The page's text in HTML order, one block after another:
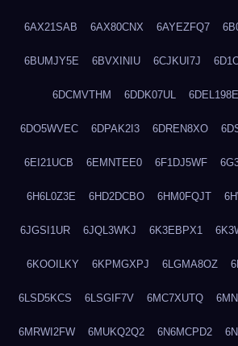
6AX21SAB 6AX80CNX 6AYEZFQ7
6BUMJY5E 6BVXINIU 6CJKUI7J
6DCMVTHM 6DDK07UL 6DEL198E
6DO5WVEC 6DPAK2I3 6DREN8XO
6EI21UCB 6EMNTEE0 6F1DJ5WF
6H6L0Z3E 6HD2DCBO 6HM0FQJT
6JGSI1UR 6JQL3WKJ 6K3EBPX1
6KOOILKY 6KPMGXPJ 6LGMA8OZ
6LSD5KCS 6LSGIF7V 6MC7XUTQ
6MRWI2FW 6MUKQ2Q2 6N6MCPD2